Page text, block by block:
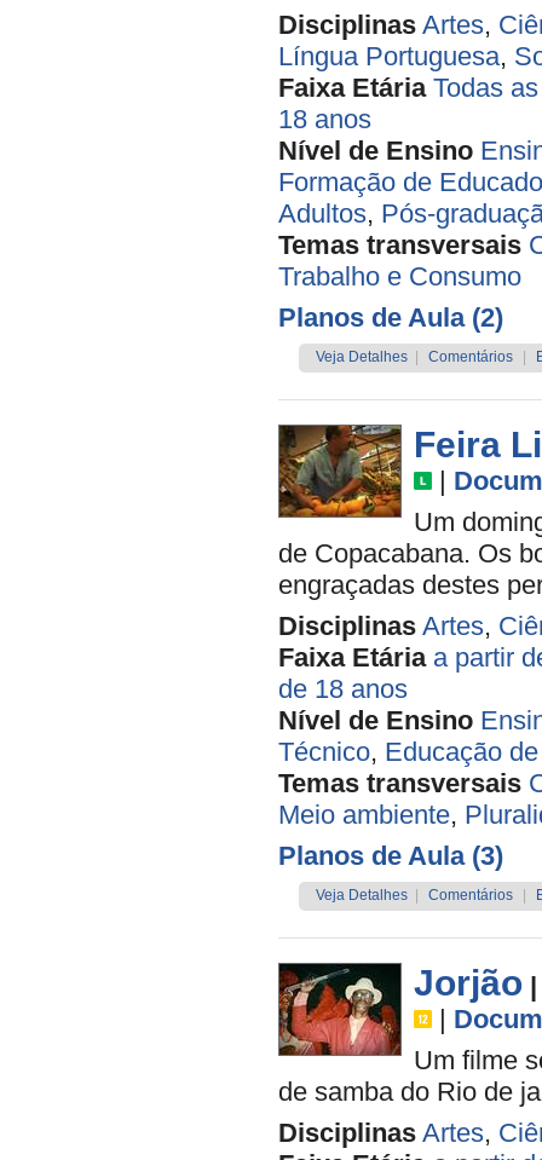
Disciplinas Artes,
Língua Portuguesa,
Faixa Etária Todas
18 anos
Nível de Ensino
Formação de
Adultos, Pós-
Temas transversais
Trabalho e Consumo
Planos de Aula (2)
Veja Detalhes Comentários
Feira
|
Um
de Copacabana. Os
engraçadas destes
Disciplinas Artes,
Faixa Etária a partir
de 18 anos
Nível de Ensino
Técnico, Educação
Temas transversais
Meio ambiente,
Planos de Aula (3)
Veja Detalhes Comentários
Jorjão
|
Um filme
de samba do Rio de
Disciplinas Artes,